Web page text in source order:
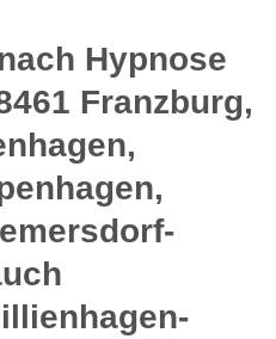
Hypnose
Franzburg,